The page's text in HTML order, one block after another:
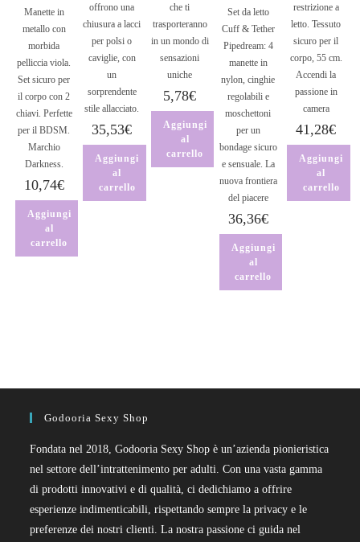
Manette in
metallo con
morbida
pelliccia viola.
Set sicuro per
il corpo con 2
chiavi. Perfette
per il BDSM.
Marchio
Darkness.
10,74€
Aggiungi
al
carrello
offrono una
chiusura a lacci
per polsi o
caviglie, con
un
sorprendente
stile allacciato.
35,53€
Aggiungi
al
carrello
che ti
trasporteranno
in un mondo di
sensazioni
uniche
5,78€
Aggiungi
al
carrello
Set da letto
Cuff & Tether
Pipedream: 4
manette in
nylon, cinghie
regolabili e
moschettoni
per un
bondage sicuro
e sensuale. La
nuova frontiera
del piacere
36,36€
Aggiungi
al
carrello
restrizione a
letto. Tessuto
sicuro per il
corpo, 55 cm.
Accendi la
passione in
camera
41,28€
Aggiungi
al
carrello
Godooria Sexy Shop
Fondata nel 2018, Godooria Sexy Shop è un’azienda pionieristica
nel settore dell’intrattenimento per adulti. Con una vasta gamma
di prodotti innovativi e di qualità, ci dedichiamo a offrire
esperienze indimenticabili, rispettando sempre la privacy e le
preferenze dei nostri clienti. La nostra passione ci guida nel